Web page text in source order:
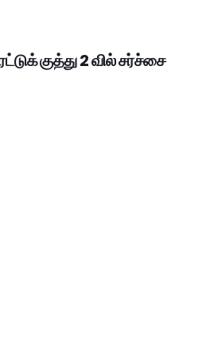
குத்து 2 வில் சர்ச்சை